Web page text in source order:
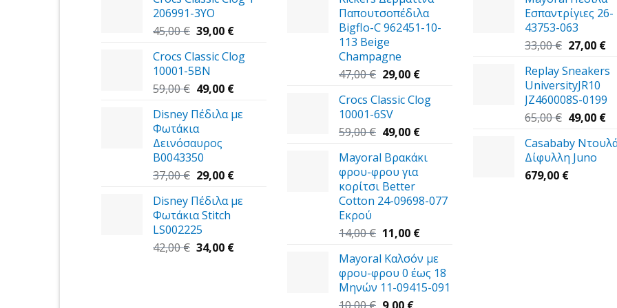
206991-3YΟ
45,00€ Original
was:
45,00 €.
39,00 €Η
τιμή
39,00 €.
Crocs Classic Clog
10001-5BN
59,00€ Original
was:
59,00 €.
49,00 €Η
τιμή
Disney Πέδιλα με
Φωτάκια
Δεινόσαυρος
B0043350
37,00€ Original
was:
37,00 €.
29,00 €Η
τιμή
Disney Πέδιλα με
Φωτάκια Stitch
LS002225
42,00€ Original
34,00 €Η
Παπουτσοπέδιλα
Bigflo-C 962451-10-
113 Beige
Champagne
47,00€ Original
was:
47,00 €.
29,00 €Η
τιμή
29,00 €.
Crocs Classic Clog
10001-6SV
59,00€ Original
was:
59,00 €.
49,00 €Η
τιμή
Mayoral Βρακάκι
φρου-φρου για
κορίτσι Better
Cotton 24-09698-077
Εκρού
14,00€ Original
was:
14,00 €.
11,00 €Η
τιμή
είναι:
11,00 €.
Mayoral Καλσόν με
φρου-φρου 0 έως 18
Μηνών 11-09415-091
Original
Η
Εσπαντρίγιες 26-
43753-063
33,00€ Original
was:
33,00 €.
27,00 €Η
Replay Sneakers
UniversityJR10
JZ460008S-0199
65,00€ Original
was:
65,00 €.
49,00 €Η
Casababy
Δίφυλλη Juno
679,00 €